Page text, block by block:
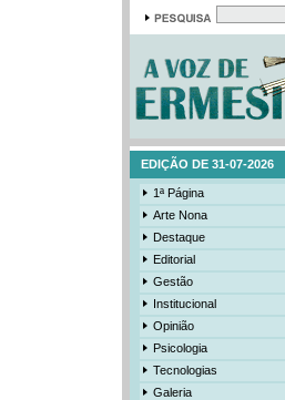
EDIÇÃO DE 31-07-2026
1ª Página
Arte Nona
Destaque
Editorial
Gestão
Institucional
Opinião
Psicologia
Tecnologias
Galeria